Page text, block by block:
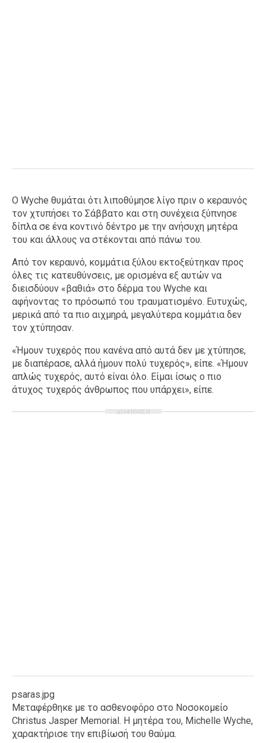
Ο Wyche θυμάται ότι λιποθύμησε λίγο πριν ο κεραυνός
τον χτυπήσει το Σάββατο και στη συνέχεια ξύπνησε
δίπλα σε ένα κοντινό δέντρο με την ανήσυχη μητέρα
του και άλλους να στέκονται από πάνω του.
Από τον κεραυνό, κομμάτια ξύλου εκτοξεύτηκαν προς
όλες τις κατευθύνσεις, με ορισμένα εξ αυτών να
διεισδύουν «βαθιά» στο δέρμα του Wyche και
αφήνοντας το πρόσωπό του τραυματισμένο. Ευτυχώς,
μερικά από τα πιο αιχμηρά, μεγαλύτερα κομμάτια δεν
τον χτύπησαν.
«Ήμουν τυχερός που κανένα από αυτά δεν με χτύπησε,
με διαπέρασε, αλλά ήμουν πολύ τυχερός», είπε. «Ήμουν
απλώς τυχερός, αυτό είναι όλο. Είμαι ίσως ο πιο
άτυχος τυχερός άνθρωπος που υπάρχει», είπε.
ΔΙΑΦΗΜΙΣΗ
psaras.jpg
Μεταφέρθηκε με το ασθενοφόρο στο Νοσοκομείο
Christus Jasper Memorial. Η μητέρα του, Michelle Wyche,
χαρακτήρισε την επιβίωσή του θαύμα.